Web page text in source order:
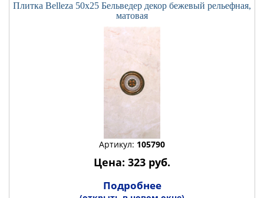
Плитка Belleza 50x25 Бельведер декор бежевый рельефная,
матовая
Артикул: 105790
Цена: 323 руб.
Подробнее